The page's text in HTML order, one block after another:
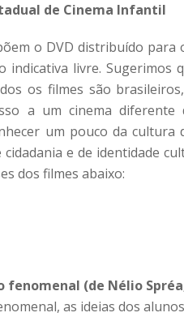
de Cinema Infantil
o DVD distribuído
indicativa livre. Sugerimos
os filmes são
a um cinema
um pouco da
e de identidade
dos filmes abaixo:
fenomenal (de Nélio
as ideias dos